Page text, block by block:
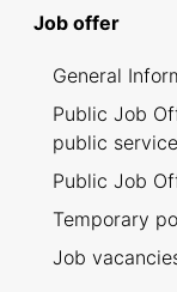
Job offer
General
Public Job
public
Public Job
Temporary
Job